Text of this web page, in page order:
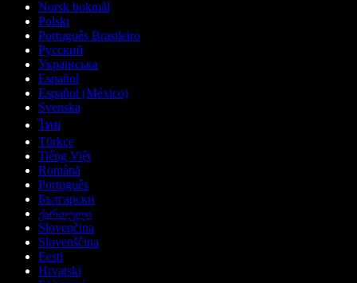
Norsk bokmål
Polski
Português Brasileiro
Русский
Українська
Español
Español (México)
Svenska
ไทย
Türkçe
Tiếng Việt
Română
Português
Български
ქართული
Slovenčina
Slovenščina
Eesti
Hrvatski